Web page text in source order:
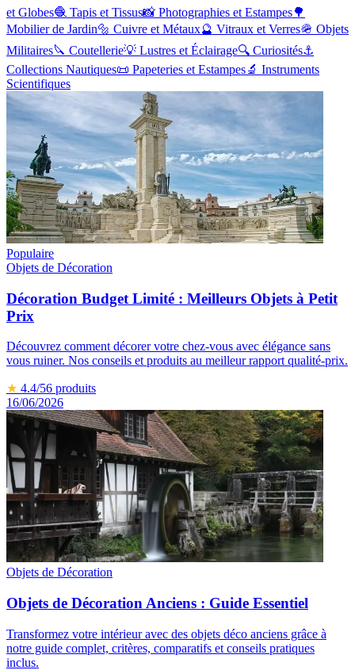
et Globes🧶 Tapis et Tissus📸 Photographies et Estampes🌳
Mobilier de Jardin🔩 Cuivre et Métaux🔮 Vitraux et Verres🪖 Objets
Militaires🔪 Coutellerie💡 Lustres et Éclairage🔍 Curiosités⚓
Collections Nautiques📜 Papeteries et Estampes🔬 Instruments
Scientifiques
Populaire
Objets de Décoration
Décoration Budget Limité : Meilleurs Objets à Petit
Prix
Découvrez comment décorer votre chez-vous avec élégance sans
vous ruiner. Nos conseils et produits au meilleur rapport qualité-prix.
★ 4.4/56 produits
16/06/2026
Objets de Décoration
Objets de Décoration Anciens : Guide Essentiel
Transformez votre intérieur avec des objets déco anciens grâce à
notre guide complet, critères, comparatifs et conseils pratiques
inclus.